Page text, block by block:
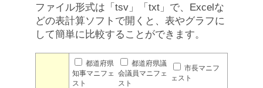
ファイル形式は「tsv」「txt」で、Excelな
どの表計算ソフトで開くと、表やグラフに
して簡単に比較することができます。
都道府県
知事マニフェ
スト
都道府県議
会議員マニフェ
スト
市長マニフ
ェスト